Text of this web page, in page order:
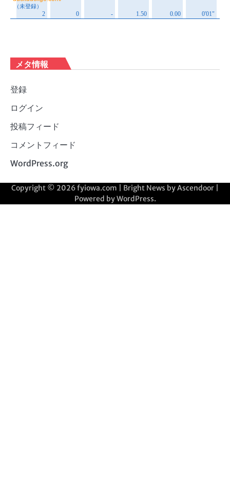
メタ情報
登録
ログイン
投稿フィード
コメントフィード
WordPress.org
Copyright © 2026fyiowa.com | Bright News byAscendoor
Powered byWordPress.